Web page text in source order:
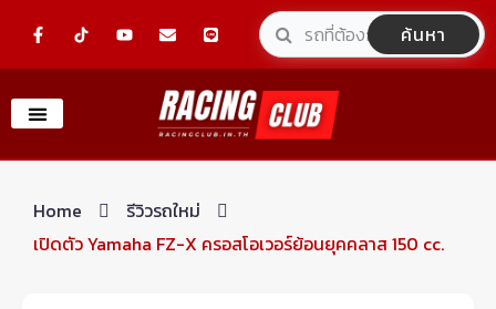
F
a
e
o
o
-
o
t
n
e
l
o
p
e
L
i
e
ค้นหา
Home
รีวิวรถใหม่
เปิดตัว Yamaha FZ-X ครอสโอเวอร์ย้อนยุคคลาส 150 cc.